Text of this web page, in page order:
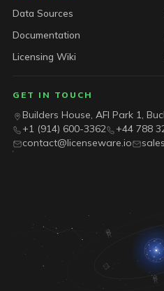
Data Sources
Documentation
Licensing Wiki
GET IN TOUCH
Builders House, AFI Park 1,
+1 (914) 600-3362
+44 788
contact@licenseware.io